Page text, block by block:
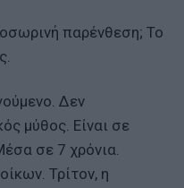
παρένθεση; Το
Δεν
μύθος. Είναι σε
σε 7 χρόνια.
Τρίτον, η